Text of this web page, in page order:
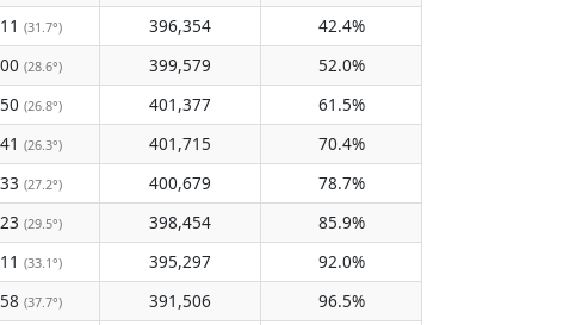
(31.7°) 396,354
42.4%
(28.6°) 399,579
52.0%
(26.8°) 401,377
61.5%
(26.3°) 401,715
70.4%
(27.2°) 400,679
78.7%
(29.5°) 398,454
85.9%
(33.1°) 395,297
92.0%
(37.7°) 391,506
96.5%